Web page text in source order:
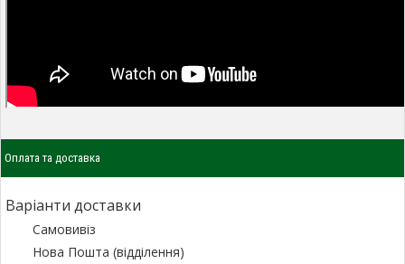
Оплата та доставка
Варіанти доставки
Самовивіз
Нова Пошта (відділення)